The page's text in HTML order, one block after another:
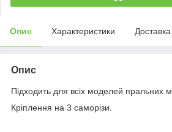
Опис Характеристики Доставка
Опис
Підходить для всіх моделей пральних
Кріплення на 3 саморізи.